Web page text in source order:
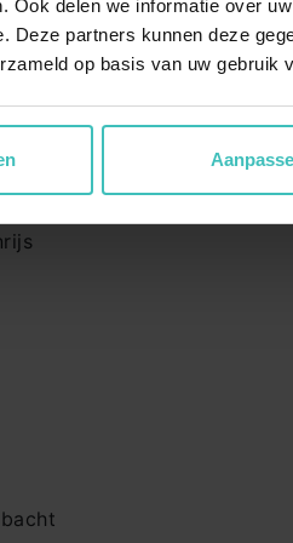
Ook delen we informatie over
Deze partners kunnen deze
op basis van uw gebruik